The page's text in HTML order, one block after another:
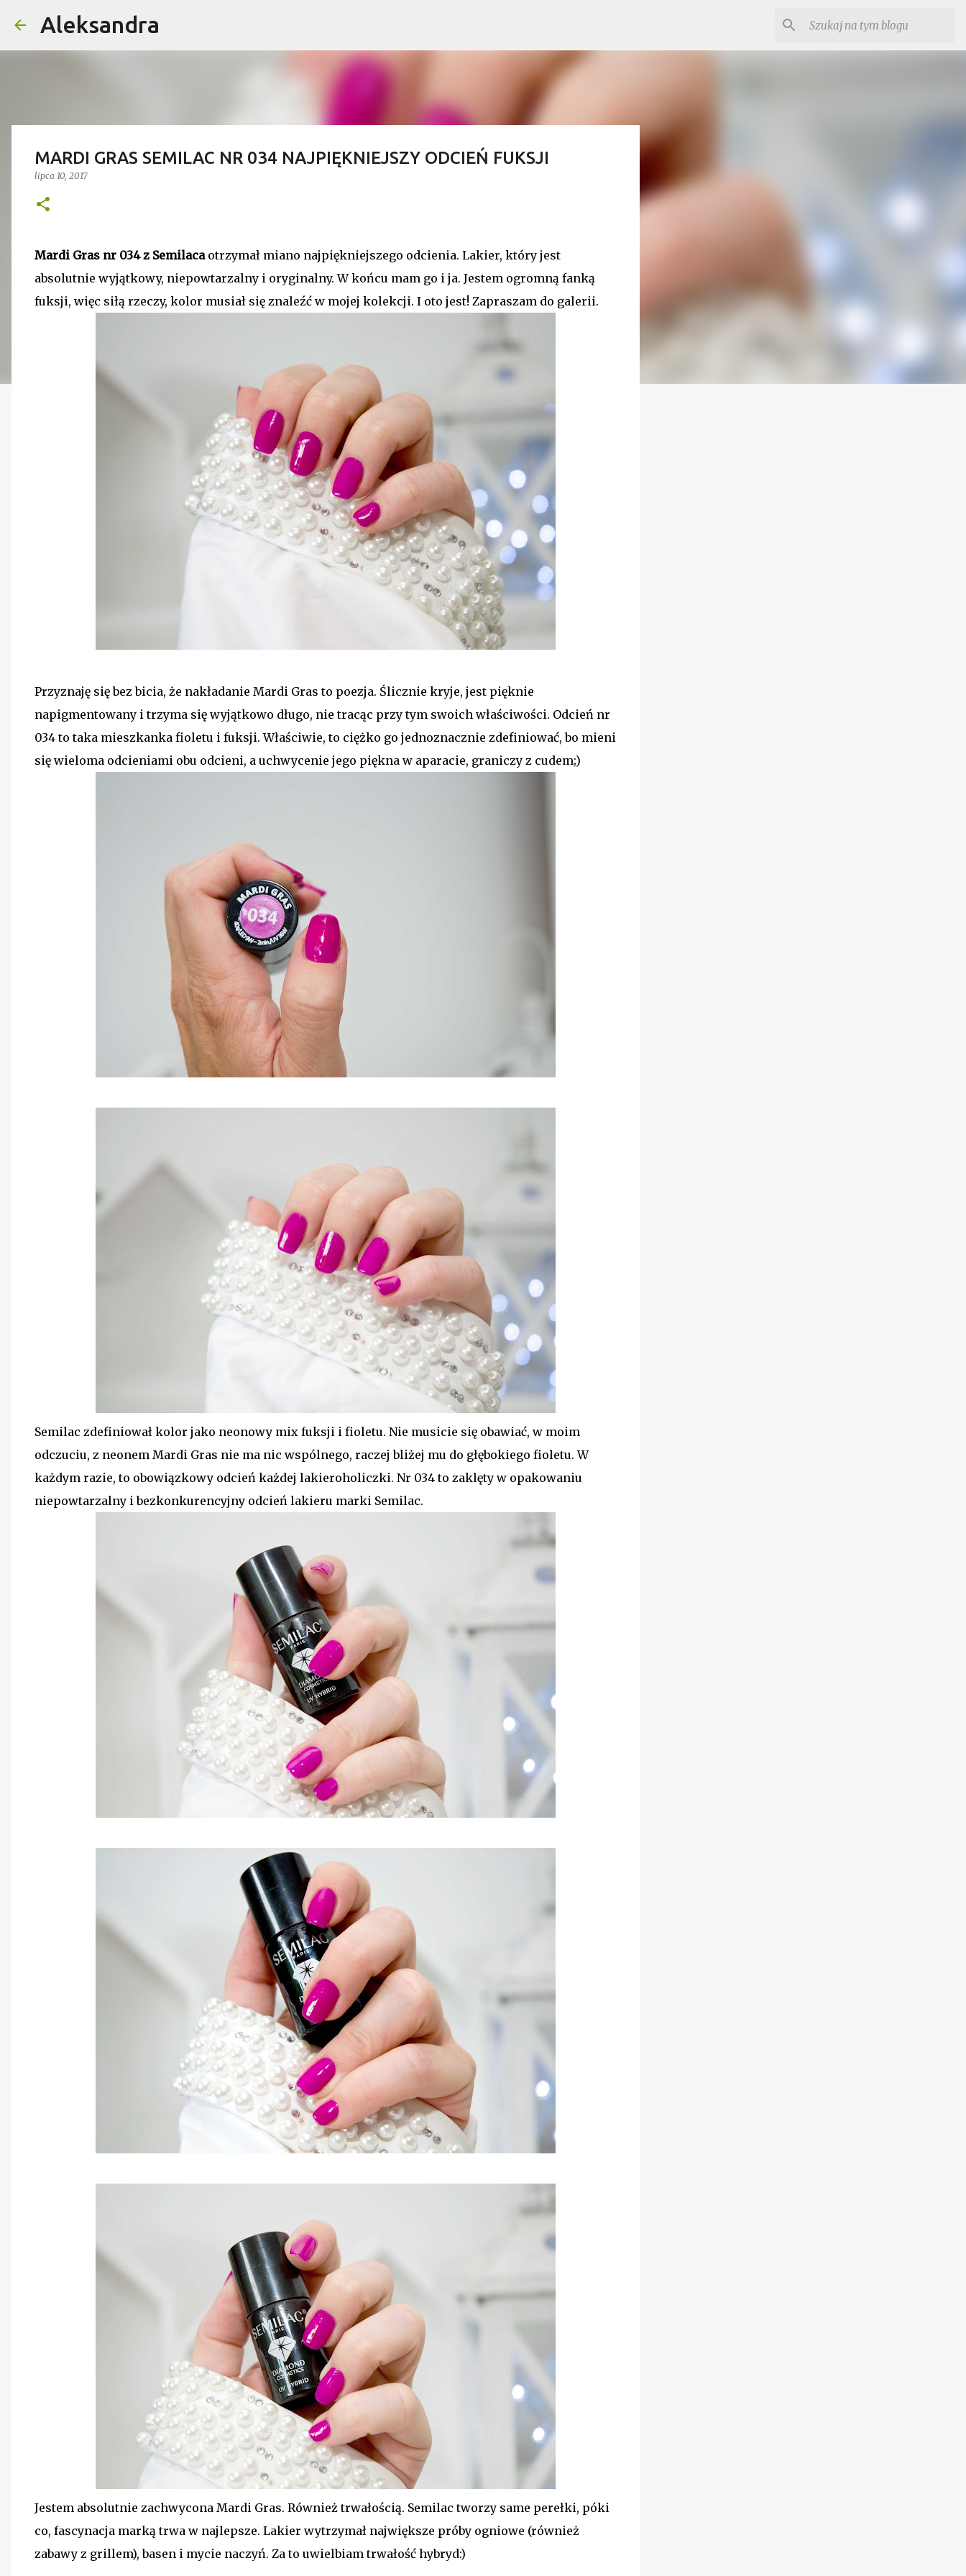
Aleksandra
MARDI GRAS SEMILAC NR 034 NAJPIĘKNIEJSZY ODCIEŃ FUKSJI
lipca 10, 2017
Mardi Gras nr 034 z Semilacaotrzymał miano najpiękniejszego odcienia. Lakier, który jest
absolutnie wyjątkowy, niepowtarzalny i oryginalny. W końcu mam go i ja. Jestem ogromną fanką
fuksji, więc siłą rzeczy, kolor musiał się znaleźć w mojej kolekcji. I oto jest! Zapraszam do galerii.
Przyznaję się bez bicia, że nakładanie Mardi Gras to poezja. Ślicznie kryje, jest pięknie
napigmentowany i trzyma się wyjątkowo długo, nie tracąc przy tym swoich właściwości. Odcień nr
034 to taka mieszkanka fioletu i fuksji. Właściwie, to ciężko go jednoznacznie zdefiniować, bo mieni
się wieloma odcieniami obu odcieni, a uchwycenie jego piękna w aparacie, graniczy z cudem;)
Semilac zdefiniował kolor jako neonowy mix fuksji i fioletu. Nie musicie się obawiać, w moim
odczuciu, z neonem Mardi Gras nie ma nic wspólnego, raczej bliżej mu do głębokiego fioletu. W
każdym razie, to obowiązkowy odcień każdej lakieroholiczki. Nr 034 to zaklęty w opakowaniu
niepowtarzalny i bezkonkurencyjny odcień lakieru marki Semilac.
Jestem absolutnie zachwycona Mardi Gras. Również trwałością. Semilac tworzy same perełki, póki
co, fascynacja marką trwa w najlepsze. Lakier wytrzymał największe próby ogniowe (również
zabawy z grillem), basen i mycie naczyń. Za to uwielbiam trwałość hybryd:)